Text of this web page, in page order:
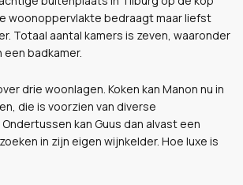
woonoppervlakte bedraagt maar liefst
Totaal aantal kamers is zeven, waaronder
een badkamer.
drie woonlagen. Koken kan Manon nu in
die is voorzien van diverse
kan Guus dan alvast een
in zijn eigen wijnkelder. Hoe luxe is